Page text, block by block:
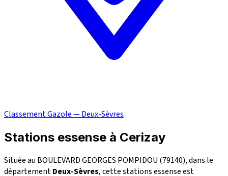
Classement Gazole — Deux-Sèvres
Stations essense à Cerizay
Située au BOULEVARD GEORGES POMPIDOU (79140), dans le
départementDeux-Sèvres, cette stations essense est